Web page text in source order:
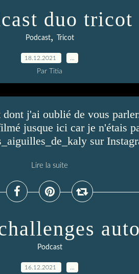
duo tricot
Podcast, Tricot
18.12.2021
Par Titia
j'ai oublié de vous
jusque ici car je n'étais
sur
Lire la suite
Podcast
16.12.2021